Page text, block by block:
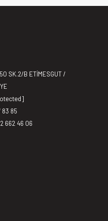
SK.2/B ETİMESGUT /
83 85
662 46 06